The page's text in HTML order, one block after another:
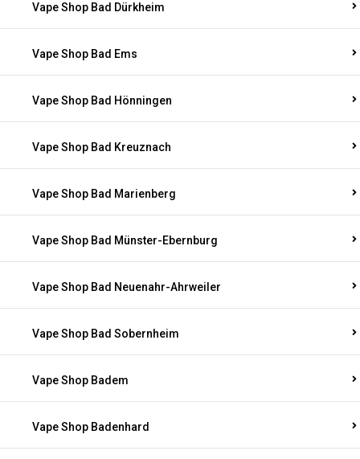
Vape Shop Bad Dürkheim
Vape Shop Bad Ems
Vape Shop Bad Hönningen
Vape Shop Bad Kreuznach
Vape Shop Bad Marienberg
Vape Shop Bad Münster-Ebernburg
Vape Shop Bad Neuenahr-Ahrweiler
Vape Shop Bad Sobernheim
Vape Shop Badem
Vape Shop Badenhard